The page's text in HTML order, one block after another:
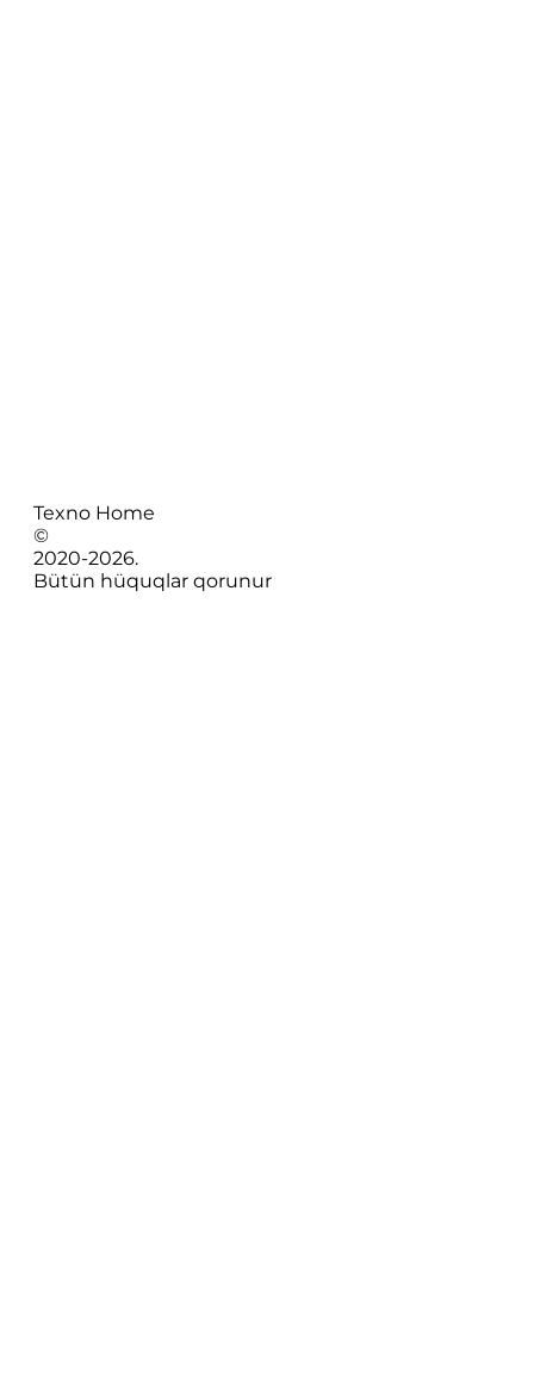
Texno Home
©
2020-2026.
Bütün hüquqlar qorunur